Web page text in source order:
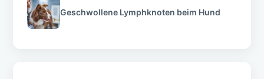
Geschwollene Lymphknoten beim Hund